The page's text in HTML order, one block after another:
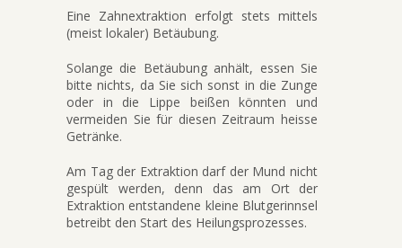
Eine Zahnextraktion erfolgt stets mittels
(meist lokaler) Betäubung.
Solange die Betäubung anhält, essen Sie
bitte nichts, da Sie sich sonst in die Zunge
oder in die Lippe beißen könnten und
vermeiden Sie für diesen Zeitraum heisse
Getränke.
Am Tag der Extraktion darf der Mund nicht
gespült werden, denn das am Ort der
Extraktion entstandene kleine Blutgerinnsel
betreibt den Start des Heilungsprozesses.